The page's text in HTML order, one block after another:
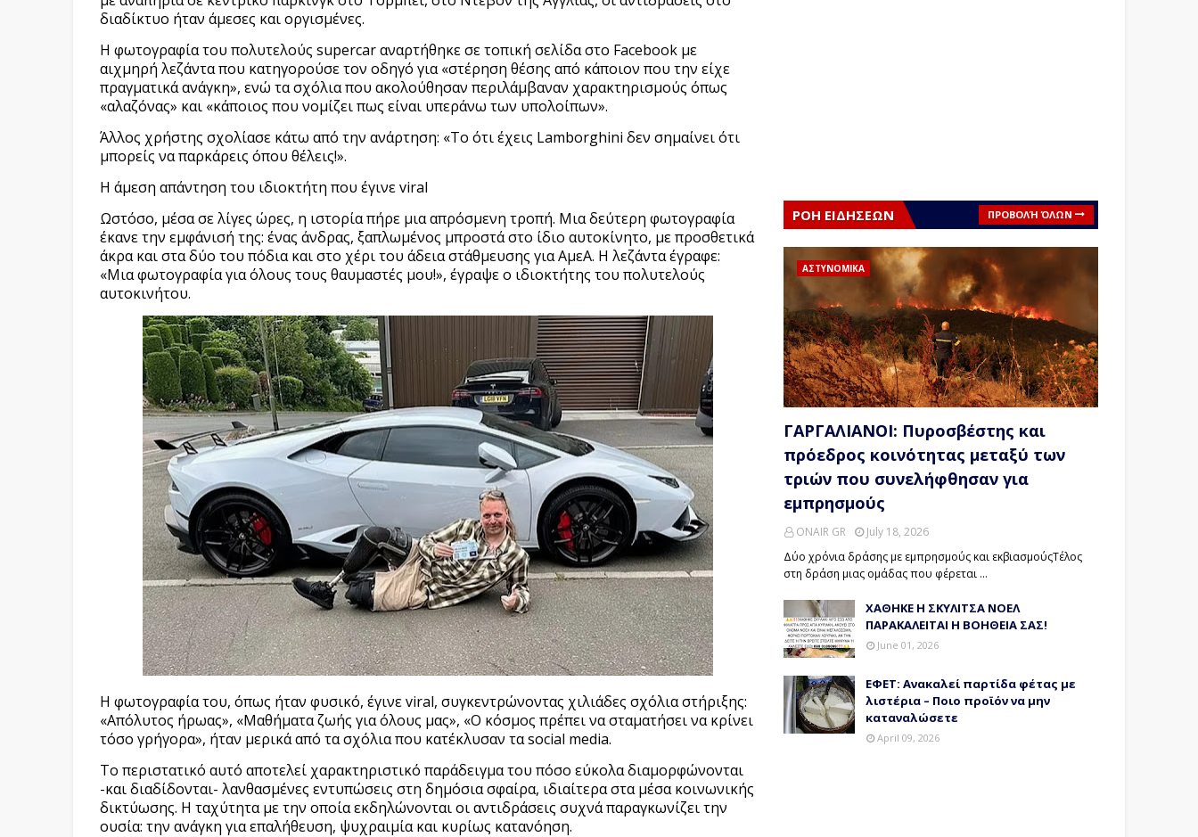
διαδίκτυο ήταν άμεσες και οργισμένες.
Η φωτογραφία του πολυτελούς supercar αναρτήθηκε σε τοπική σελίδα στο Facebook με
αιχμηρή λεζάντα που κατηγορούσε τον οδηγό για «στέρηση θέσης από κάποιον που την είχε
πραγματικά ανάγκη», ενώ τα σχόλια που ακολούθησαν περιλάμβαναν χαρακτηρισμούς όπως
«αλαζόνας» και «κάποιος που νομίζει πως είναι υπεράνω των υπολοίπων».
Άλλος χρήστης σχολίασε κάτω από την ανάρτηση: «Το ότι έχεις Lamborghini δεν σημαίνει ότι
μπορείς να παρκάρεις όπου θέλεις!».
Η άμεση απάντηση του ιδιοκτήτη που έγινε viral
Ωστόσο, μέσα σε λίγες ώρες, η ιστορία πήρε μια απρόσμενη τροπή. Μια δεύτερη φωτογραφία
έκανε την εμφάνισή της: ένας άνδρας, ξαπλωμένος μπροστά στο ίδιο αυτοκίνητο, με προσθετικά
άκρα και στα δύο του πόδια και στο χέρι του άδεια στάθμευσης για ΑμεΑ. Η λεζάντα έγραφε:
«Μια φωτογραφία για όλους τους θαυμαστές μου!», έγραψε ο ιδιοκτήτης του πολυτελούς
αυτοκινήτου.
Η φωτογραφία του, όπως ήταν φυσικό, έγινε viral, συγκεντρώνοντας χιλιάδες σχόλια στήριξης:
«Απόλυτος ήρωας», «Μαθήματα ζωής για όλους μας», «Ο κόσμος πρέπει να σταματήσει να κρίνει
τόσο γρήγορα», ήταν μερικά από τα σχόλια που κατέκλυσαν τα social media.
Το περιστατικό αυτό αποτελεί χαρακτηριστικό παράδειγμα του πόσο εύκολα διαμορφώνονται
-και διαδίδονται- λανθασμένες εντυπώσεις στη δημόσια σφαίρα, ιδιαίτερα στα μέσα κοινωνικής
δικτύωσης. Η ταχύτητα με την οποία εκδηλώνονται οι αντιδράσεις συχνά παραγκωνίζει την
ουσία: την ανάγκη για επαλήθευση, ψυχραιμία και κυρίως κατανόηση.
ΡΟΗ ΕΙΔΗΣΕΩΝ ΠΡΟΒΟΛΉ ΌΛΩΝ
ΑΣΤΥΝΟΜΙΚΑ
ΓΑΡΓΑΛΙΑΝΟΙ: Πυροσβέστης και
πρόεδρος κοινότητας μεταξύ των
τριών που συνελήφθησαν για
εμπρησμούς
ONAIR GR
July 18, 2026
Δύο χρόνια δράσης με εμπρησμούς και εκβιασμούςΤέλος
στη δράση μιας ομάδας που φέρεται …
ΧΑΘΗΚΕ Η ΣΚΥΛΙΤΣΑ ΝΟΕΛ
ΠΑΡΑΚΑΛΕΙΤΑΙ Η ΒΟΗΘΕΙΑ ΣΑΣ!
June 01, 2026
ΕΦΕΤ: Ανακαλεί παρτίδα φέτας με
λιστέρια – Ποιο προϊόν να μην
καταναλώσετε
April 09, 2026